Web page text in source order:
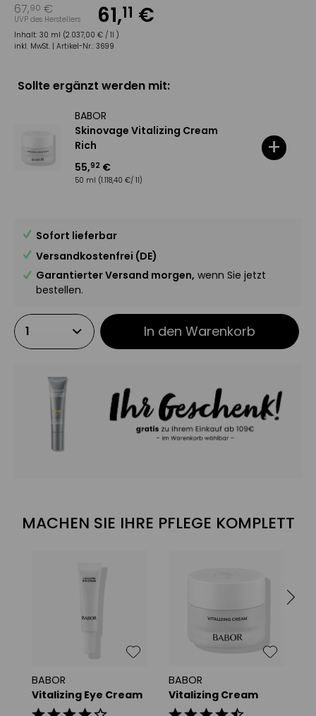
67,90 €
UVP des Herstellers 61,11 €
Inhalt: 30 ml (2.037,00 € / 1l )
inkl. MwSt. | Artikel-Nr.: 3699
Sollte ergänzt werden mit:
BABOR
Skinovage Vitalizing Cream
Rich
55,92 €
50 ml (1.118,40 €/ 1l)
+
Sofort lieferbar
Versandkostenfrei (DE)
Garantierter Versand morgen, wenn Sie jetzt
bestellen.
In den Warenkorb
MACHEN SIE IHRE PFLEGE KOMPLETT
BABOR
Vitalizing Eye Cream
BABOR
Vitalizing Cream